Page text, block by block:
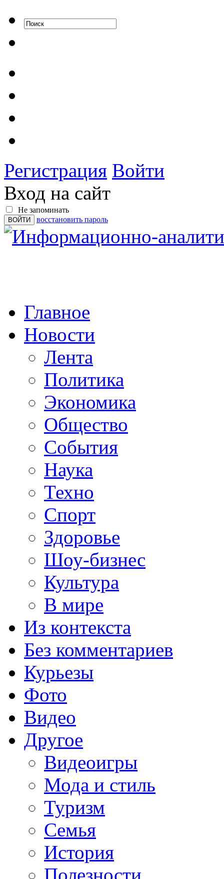
Регистрация Войти
Вход на сайт
Не запоминать
восстановить пароль
Главное
Новости
Лента
Политика
Экономика
Общество
События
Наука
Техно
Спорт
Здоровье
Шоу-бизнес
Культура
В мире
Из контекста
Без комментариев
Курьезы
Фото
Видео
Другое
Видеоигры
Мода и стиль
Туризм
Семья
История